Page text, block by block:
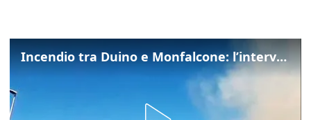
Incendio tra Duino e Monfalcone: l’intervento dei vigili del fuoco